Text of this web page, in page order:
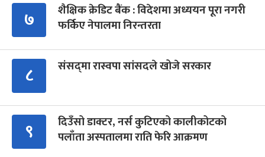
७
शैक्षिक क्रेडिट बैंक : विदेशमा अध्ययन पूरा नगरी
फर्किए नेपालमा निरन्तरता
८ संसद्‍मा रास्वपा सांसदले खोजे सरकार
९
दिउँसो डाक्टर, नर्स कुटिएको कालीकोटको
पलाँता अस्पतालमा राति फेरि आक्रमण